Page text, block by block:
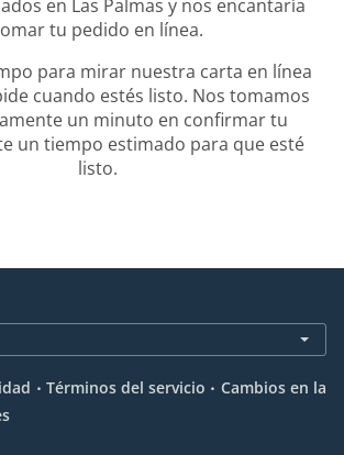
en Las Palmas y nos encantaría
tu pedido en línea.
para mirar nuestra carta en línea
cuando estés listo. Nos tomamos
un minuto en confirmar tu
un tiempo estimado para que esté
listo.
. Términos del servicio . Cambios en la